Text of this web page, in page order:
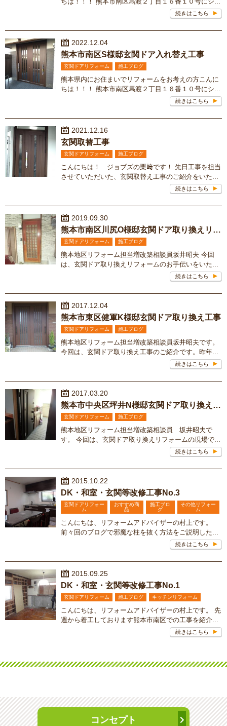
続きはこちら
2022.12.04
熊本市南区S様邸玄関ドア入れ替え工事
玄関ドアリフォーム 施工ブログ
熊本県内にお住まいでリフォームをお考えの方こんに
ちは！！！ 熊本市南区馬渡２丁目１６番１０号にシ...
続きはこちら
2021.12.16
玄関取替工事
玄関ドアリフォーム 施工ブログ
こんにちは！ ジョブズの栗﨑です！ 先日工事を担当
させていただいた、玄関取替え工事のご紹介をいた...
続きはこちら
2019.09.30
熊本市南区川尻O様邸玄関ドア取り換えリフォーム
玄関ドアリフォーム 施工ブログ
熊本地区リフォーム担当増改築相談員坂井昭夫 今回
は、玄関ドア取り換えリフォームのお手伝いをいた...
続きはこちら
2017.12.04
熊本市東区健軍K様邸玄関ドア取り換え工事
玄関ドアリフォーム 施工ブログ
熊本地区リフォーム担当増改築相談員坂井昭夫です。
今回は、玄関ドア取り換え工事のご紹介です。昨年...
続きはこちら
2017.03.20
熊本市中央区坪井N様邸玄関ドア取り換えリフォーム
玄関ドアリフォーム 施工ブログ
熊本地区リフォーム担当増改築相談員 坂井昭夫で
す。 今回は、玄関ドア取り換えリフォームの現場で...
続きはこちら
2015.10.22
DK・和室・玄関等改修工事No.3
玄関ドアリフォー
ム
おすすめ商
品
施工ブロ
グ
その他リフォー
ム
こんにちは、リフォームアドバイザーの村上です。
前々回のブログで邪魔な柱を抜く方法をご説明した...
続きはこちら
2015.09.25
DK・和室・玄関等改修工事No.1
玄関ドアリフォーム 施工ブログ キッチンリフォーム
こんにちは、リフォームアドバイザーの村上です。 先
週から着工しております熊本市南区での工事を紹介...
続きはこちら
コンセプト